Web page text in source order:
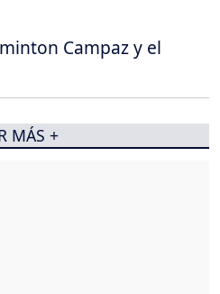
Campaz y el
MÁS +